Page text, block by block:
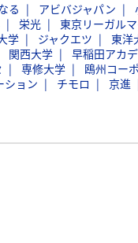
る アビバジャパン
栄光 東京リーガル
学 ジャクエツ 東洋
関西大学 早稲田アカ
専修大学 鴎州コー
ション チモロ 京進